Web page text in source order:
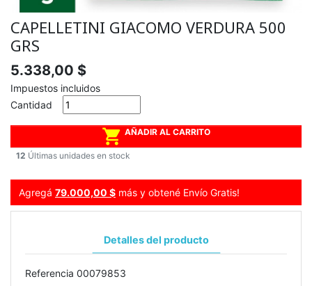
CAPELLETINI GIACOMO VERDURA 500
GRS
5.338,00 $
Impuestos incluidos
Cantidad
 AÑADIR AL CARRITO
12 Últimas unidades en stock
Agregá 79.000,00 $ más y obtené Envío Gratis!
Detalles del producto
Referencia 00079853